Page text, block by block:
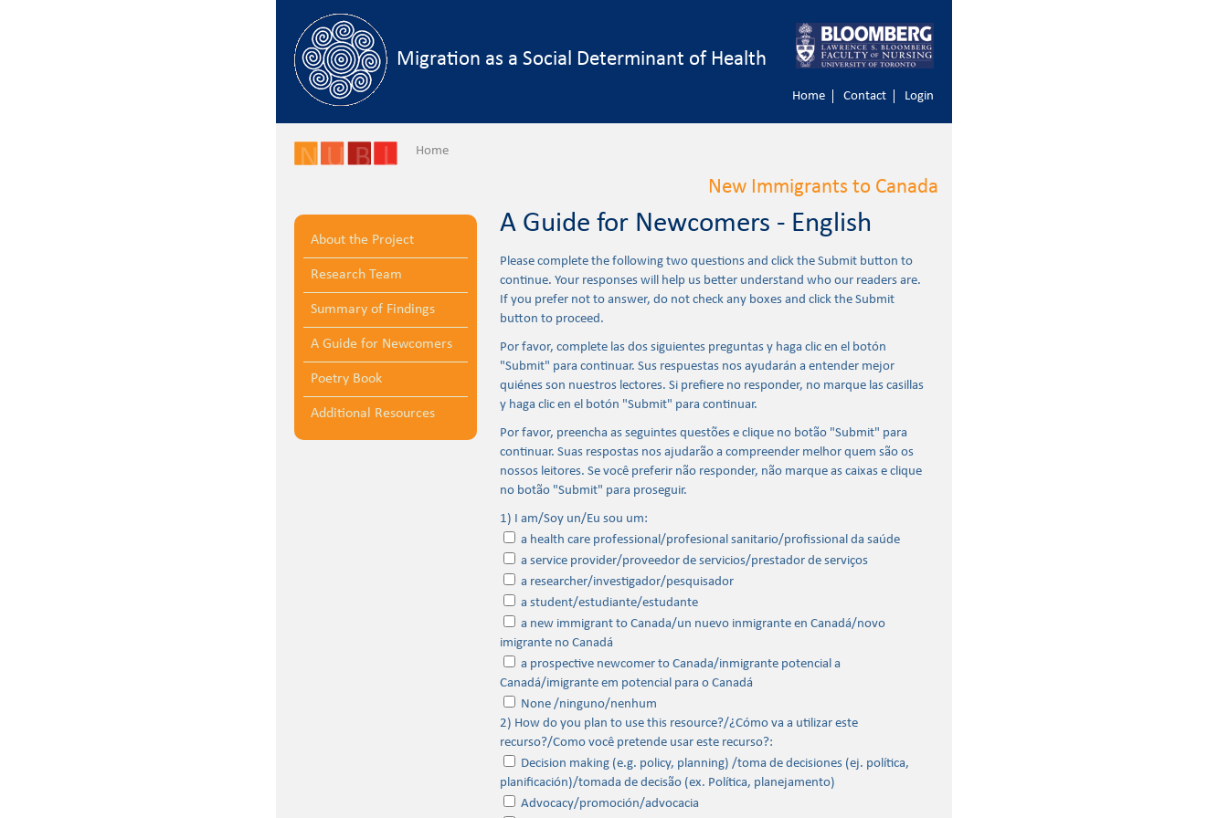
Migration as a Social Determinant of Health
Home Contact Login
Home
New Immigrants to Canada
About the Project
Research Team
Summary of Findings
A Guide for Newcomers
Poetry Book
Additional Resources
A Guide for Newcomers - English
Please complete the following two questions and click the Submit button to
continue. Your responses will help us better understand who our readers are.
If you prefer not to answer, do not check any boxes and click the Submit
button to proceed.
Por favor, complete las dos siguientes preguntas y haga clic en el botón
"Submit" para continuar. Sus respuestas nos ayudarán a entender mejor
quiénes son nuestros lectores. Si prefiere no responder, no marque las casillas
y haga clic en el botón "Submit" para continuar.
Por favor, preencha as seguintes questões e clique no botão "Submit" para
continuar. Suas respostas nos ajudarão a compreender melhor quem são os
nossos leitores. Se você preferir não responder, não marque as caixas e clique
no botão "Submit" para proseguir.
1) I am/Soy un/Eu sou um:
a health care professional/profesional sanitario/profissional da saúde
a service provider/proveedor de servicios/prestador de serviços
a researcher/investigador/pesquisador
a student/estudiante/estudante
a new immigrant to Canada/un nuevo inmigrante en Canadá/novo
imigrante no Canadá
a prospective newcomer to Canada/inmigrante potencial a
Canadá/imigrante em potencial para o Canadá
None /ninguno/nenhum
2) How do you plan to use this resource?/¿Cómo va a utilizar este
recurso?/Como você pretende usar este recurso?:
Decision making (e.g. policy, planning) /toma de decisiones (ej. política,
planificación)/tomada de decisão (ex. Política, planejamento)
Advocacy/promoción/advocacia